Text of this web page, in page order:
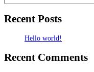
Recent Posts
Hello world!
Recent Comments